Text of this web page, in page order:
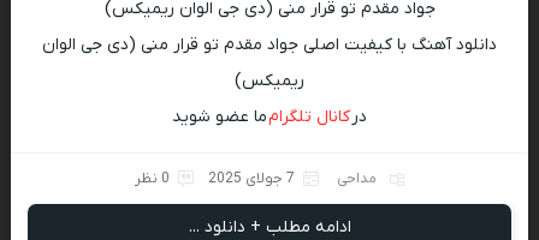
جواد مقدم تو قرار منی (دی جی الوان ریمیکس)
دانلود آهنگ با کیفیت اصلی جواد مقدم تو قرار منی (دی جی الوان
ریمیکس)
درکانال تلگرامما عضو شوید
مداحی 7 جولای 2025 0 نظر
ادامه مطلب + دانلود ...